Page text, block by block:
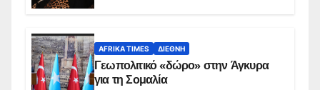
AFRIKA TIMES ΔΙΕΘΝΉ
Γεωπολιτικό «δώρο» στην Άγκυρα
για τη Σομαλία